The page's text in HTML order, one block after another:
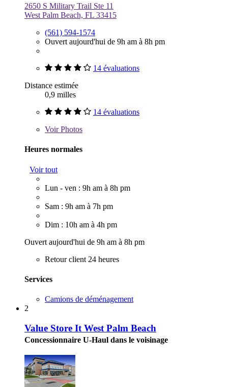
2650 S Military Trail Ste 11
West Palm Beach, FL 33415
(561) 594-1574
Ouvert aujourd'hui de 9h am à 8h pm
14 évaluations
Distance estimée
0,9 milles
14 évaluations
VoirPhotos
Heures normales
Voir tout
Lun - ven : 9h am à 8h pm
Sam : 9h am à 7h pm
Dim : 10h am à 4h pm
Ouvert aujourd'hui de 9h am à 8h pm
Retour client 24 heures
Services
Camions de déménagement
2
Value Store It West Palm Beach
Concessionnaire U-Haul dans le voisinage